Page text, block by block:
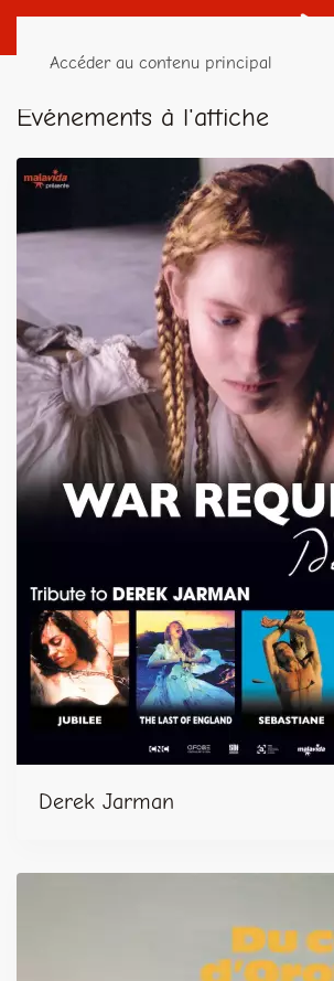
Accéder au contenu principal
Événements à l'affiche
Derek Jarman